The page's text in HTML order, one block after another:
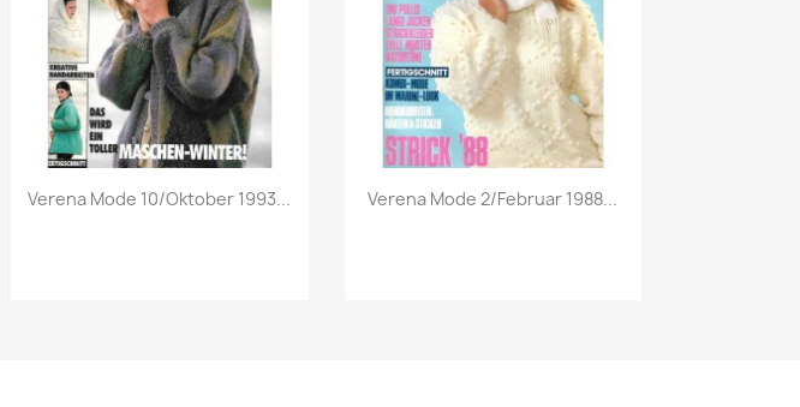
Vorschau
Verena Mode 10/Oktober 1993... Vorschau
Verena Mode 2/Februar 1988...